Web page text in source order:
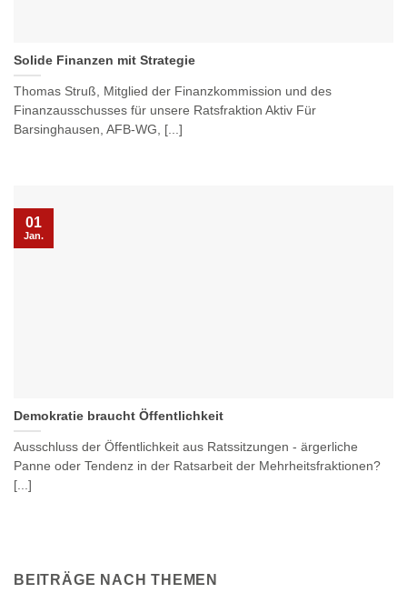
Solide Finanzen mit Strategie
Thomas Struß, Mitglied der Finanzkommission und des
Finanzausschusses für unsere Ratsfraktion Aktiv Für
Barsinghausen, AFB-WG, [...]
Demokratie braucht Öffentlichkeit
Ausschluss der Öffentlichkeit aus Ratssitzungen - ärgerliche
Panne oder Tendenz in der Ratsarbeit der Mehrheitsfraktionen?
[...]
01
Jan.
BEITRÄGE NACH THEMEN